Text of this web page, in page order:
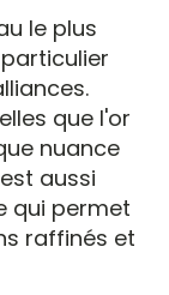
le plus
que l'or
nuance
aussi
qui permet
raffinés et